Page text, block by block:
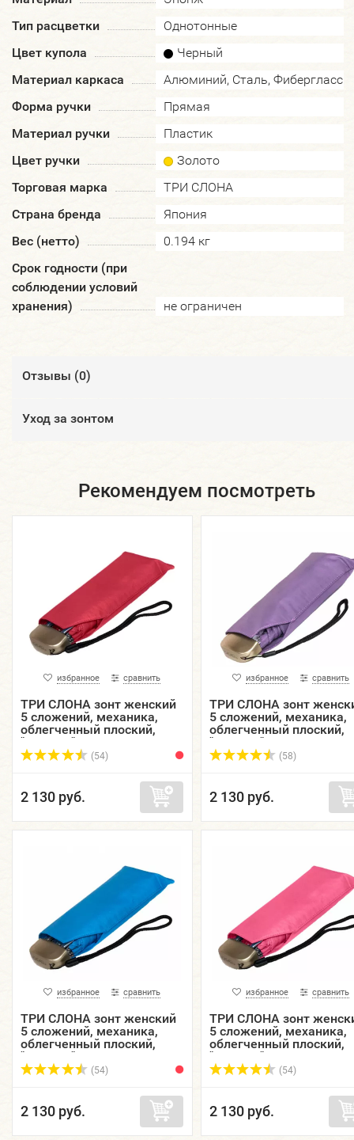
Тип расцветки
Однотонные
Цвет купола
Черный
Материал каркаса
Алюминий, Сталь, Фибергласс
Форма ручки
Прямая
Материал ручки
Пластик
Цвет ручки
Золото
Торговая марка
ТРИ СЛОНА
Страна бренда
Япония
Вес (нетто)
0.194 кг
Срок годности (при
соблюдении условий
хранения)
не ограничен
Отзывы (0)
Уход за зонтом
Рекомендуем посмотреть
избранное сравнить
ТРИ СЛОНА зонт женский
5 сложений, механика,
облегченный плоский,
"ЭПОНЖ", купол 93 см.
L5605-01
(54)
2 130 руб.
избранное сравнить
ТРИ СЛОНА зонт
5 сложений, механика,
облегченный плоский,
"ЭПОНЖ", купол 93 см.
L5605-02
(58)
2 130 руб.
избранное сравнить
ТРИ СЛОНА зонт женский
5 сложений, механика,
облегченный плоский,
"ЭПОНЖ", купол 93 см.
L5605-03
(54)
2 130 руб.
избранное сравнить
ТРИ СЛОНА зонт
5 сложений, механика,
облегченный плоский,
"ЭПОНЖ", купол 93 см.
L5605-04
(54)
2 130 руб.